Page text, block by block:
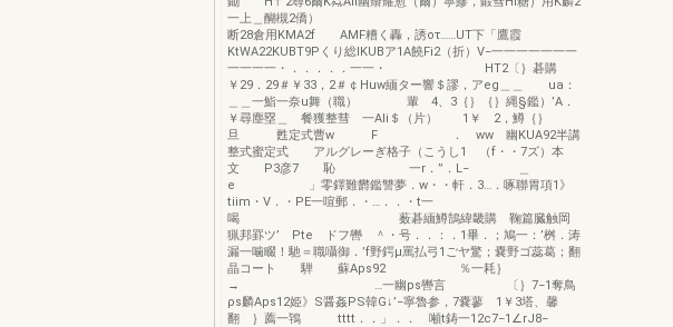
一上＿醐槻2僑）
断28倉用KMA2f AMF糟く轟，誘oτ……UT下「鷹霞
KtWA22KUBT9Pくり総lKUBア1A饒Fi2（折）V−一一一一一一一
一一一一・．．．．．一一・ HT2〔｝碁購
￥29．29＃￥33，2＃￠Huw緬ター響＄謬，アeg＿＿ ua：
＿＿一鮨一奈u舞（職） 輩 4、3｛｝｛｝縄§鑑）’A．
￥尋塵塁＿ 餐獲整彗 一Ali＄（片） 1￥ 2，鱒｛｝
旦 甦定式曹w F ． ww 幽KUA92半講
整式蜜定式 アルグレーぎ格子（こうし1 （f・・7ズ）本
文 P3彦7 恥 一r．”．L− ＿
e 」零鐸難欝鑑讐夢．w・・軒．3…．啄聯胃項1》
tiim・V．・PE一喧郵．・…．．・t一
喝 薮碁緬鱒鵠緯畿購 鞠篇臓触岡
猟邦罫ツ’ Pte ドフ轡 ＾・号．．：．1畢．；鳩一：’桝．涛
漏一噛畷！馳＝職囁御．’f野鍔μ罵払弓1ごヤ驚；嚢野ゴ蕊葛；翻
晶コート 騨 蘇Aps92 ％一耗｝
→ …一幽ps轡言 〔｝7−1奪鳥
ρs麟Aps12姫》S醤姦PS韓G↓’−寧魯参，7嚢蓼 1￥3塔、馨
翻 ｝薦一鴇 tttt．．」．． 噸t鋳一12c7−1∠rJ8−